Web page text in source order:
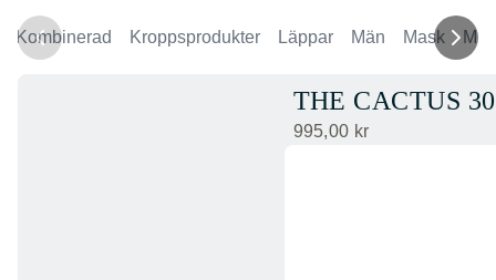
Kombinerad Kroppsprodukter Läppar Män Mask Mist
THE CACTUS
995,00 kr